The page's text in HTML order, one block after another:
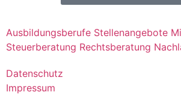
Ausbildungsberufe Stellenangebote
Steuerberatung Rechtsberatung
Datenschutz
Impressum